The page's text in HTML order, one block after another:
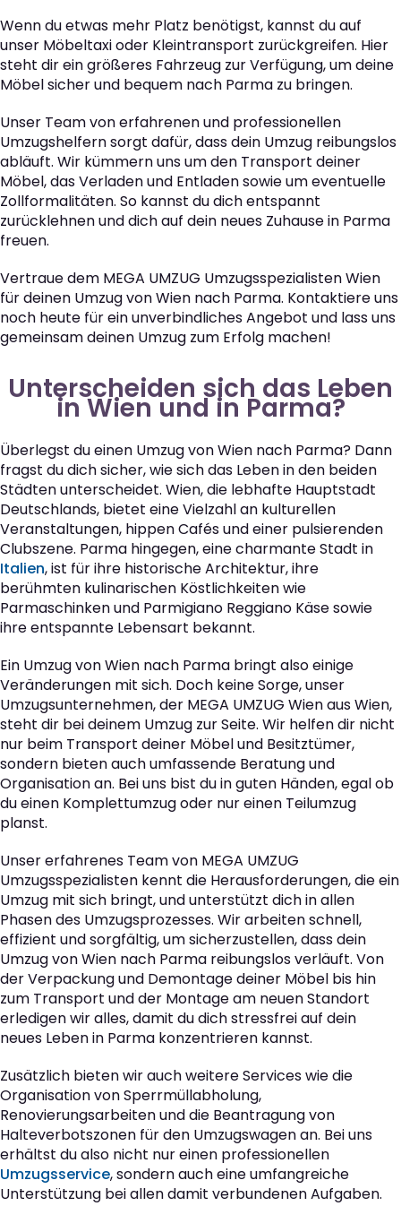
Wenn du etwas mehr Platz benötigst, kannst du auf
unser Möbeltaxi oder Kleintransport zurückgreifen. Hier
steht dir ein größeres Fahrzeug zur Verfügung, um deine
Möbel sicher und bequem nach Parma zu bringen.
Unser Team von erfahrenen und professionellen
Umzugshelfern sorgt dafür, dass dein Umzug reibungslos
abläuft. Wir kümmern uns um den Transport deiner
Möbel, das Verladen und Entladen sowie um eventuelle
Zollformalitäten. So kannst du dich entspannt
zurücklehnen und dich auf dein neues Zuhause in Parma
freuen.
Vertraue dem MEGA UMZUG Umzugsspezialisten Wien
für deinen Umzug von Wien nach Parma. Kontaktiere uns
noch heute für ein unverbindliches Angebot und lass uns
gemeinsam deinen Umzug zum Erfolg machen!
Unterscheiden sich das Leben
in Wien und in Parma?
Überlegst du einen Umzug von Wien nach Parma? Dann
fragst du dich sicher, wie sich das Leben in den beiden
Städten unterscheidet. Wien, die lebhafte Hauptstadt
Deutschlands, bietet eine Vielzahl an kulturellen
Veranstaltungen, hippen Cafés und einer pulsierenden
Clubszene. Parma hingegen, eine charmante Stadt in
Italien, ist für ihre historische Architektur, ihre
berühmten kulinarischen Köstlichkeiten wie
Parmaschinken und Parmigiano Reggiano Käse sowie
ihre entspannte Lebensart bekannt.
Ein Umzug von Wien nach Parma bringt also einige
Veränderungen mit sich. Doch keine Sorge, unser
Umzugsunternehmen, der MEGA UMZUG Wien aus Wien,
steht dir bei deinem Umzug zur Seite. Wir helfen dir nicht
nur beim Transport deiner Möbel und Besitztümer,
sondern bieten auch umfassende Beratung und
Organisation an. Bei uns bist du in guten Händen, egal ob
du einen Komplettumzug oder nur einen Teilumzug
planst.
Unser erfahrenes Team von MEGA UMZUG
Umzugsspezialisten kennt die Herausforderungen, die ein
Umzug mit sich bringt, und unterstützt dich in allen
Phasen des Umzugsprozesses. Wir arbeiten schnell,
effizient und sorgfältig, um sicherzustellen, dass dein
Umzug von Wien nach Parma reibungslos verläuft. Von
der Verpackung und Demontage deiner Möbel bis hin
zum Transport und der Montage am neuen Standort
erledigen wir alles, damit du dich stressfrei auf dein
neues Leben in Parma konzentrieren kannst.
Zusätzlich bieten wir auch weitere Services wie die
Organisation von Sperrmüllabholung,
Renovierungsarbeiten und die Beantragung von
Halteverbotszonen für den Umzugswagen an. Bei uns
erhältst du also nicht nur einen professionellen
Umzugsservice, sondern auch eine umfangreiche
Unterstützung bei allen damit verbundenen Aufgaben.